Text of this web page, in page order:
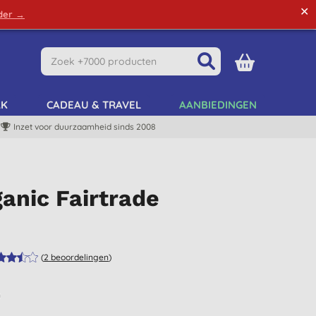
→ ✕
CADEAU & TRAVEL AANBIEDINGEN
Inzet voor duurzaamheid sinds 2008
Fairtrade
(2 beoordelingen)